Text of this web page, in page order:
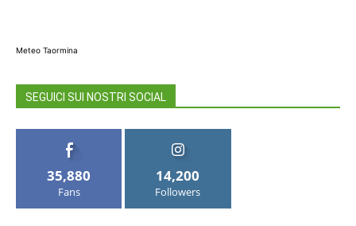
Meteo Taormina
SEGUICI SUI NOSTRI SOCIAL
35,880
Fans
14,200
Followers